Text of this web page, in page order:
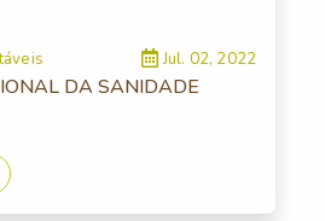
Jul. 02, 2022
DA SANIDADE